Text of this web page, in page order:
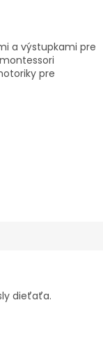
a výstupkami pre
pre
dieťaťa.